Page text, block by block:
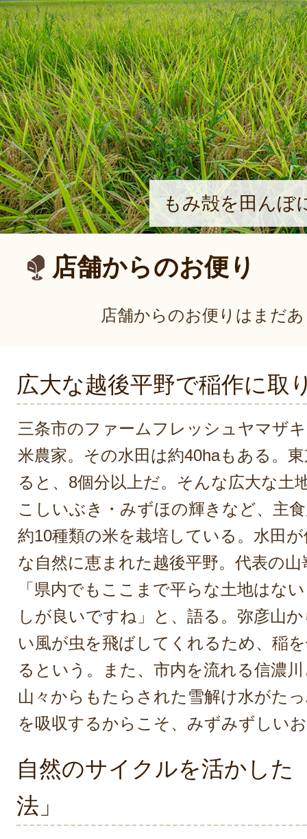
もみ殻を田んぼ
店舗からのお便り
店舗からのお便りはまだ
広大な越後平野で稲作に取
三条市のファームフレッシュヤマザ
米農家。その水田は約40haもある。
ると、8個分以上だ。そんな広大な土
こしいぶき・みずほの輝きなど、主
約10種類の米を栽培している。水田
な自然に恵まれた越後平野。代表の
「県内でもここまで平らな土地はな
しが良いですね」と、語る。弥彦山
い風が虫を飛ばしてくれるため、稲
るという。また、市内を流れる信濃
山々からもたらされた雪解け水がた
を吸収するからこそ、みずみずしい
自然のサイクルを活かした
法」